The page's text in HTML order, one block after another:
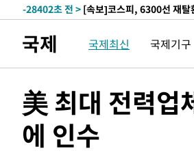
-28402초 전 > [속보]코스피, 6300선 재
태
-24865초 전 >
입추에도 극한더위…서울
-19829초 전 >이란, 호르무즈서 "적국 목
발효
-16695초 전 >
[속보]트럼프, 美 원정출산
-14395초 전 >
[속보] 뉴욕증시, 일제 하
-32079초 전 >민주 콩고 에볼라환자 4천
국제 국제최신 국제기구
美 최대 전력
에 인수